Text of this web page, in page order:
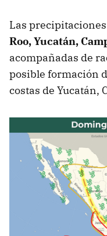
Las
Roo, Yucatán,
acompañadas de
posible formación
costas de Yucatán,